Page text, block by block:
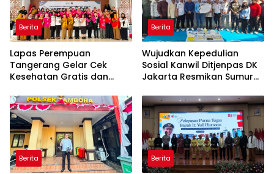
Berita
Lapas Perempuan
Tangerang Gelar Cek
Kesehatan Gratis dan
DNA bagi Petugas dan
Warga Binaan
Berita
Wujudkan Kepedulian
Sosial Kanwil Ditjenpas DK
Jakarta Resmikan Sumur
Berita Berita